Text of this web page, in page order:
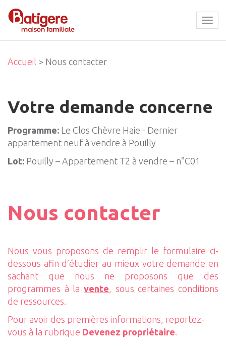
Accueil > Nous contacter
Votre demande concerne
Programme: Le Clos Chèvre Haie - Dernier
appartement neuf à vendre à Pouilly
Lot: Pouilly – Appartement T2 à vendre – n°C01
Nous contacter
Nous vous proposons de remplir le formulaire ci-
dessous afin d’étudier au mieux votre demande en
sachant que nous ne proposons que des
programmes à la vente, sous certaines conditions
de ressources.
Pour avoir des premières informations, reportez-
vous à la rubrique Devenez propriétaire.